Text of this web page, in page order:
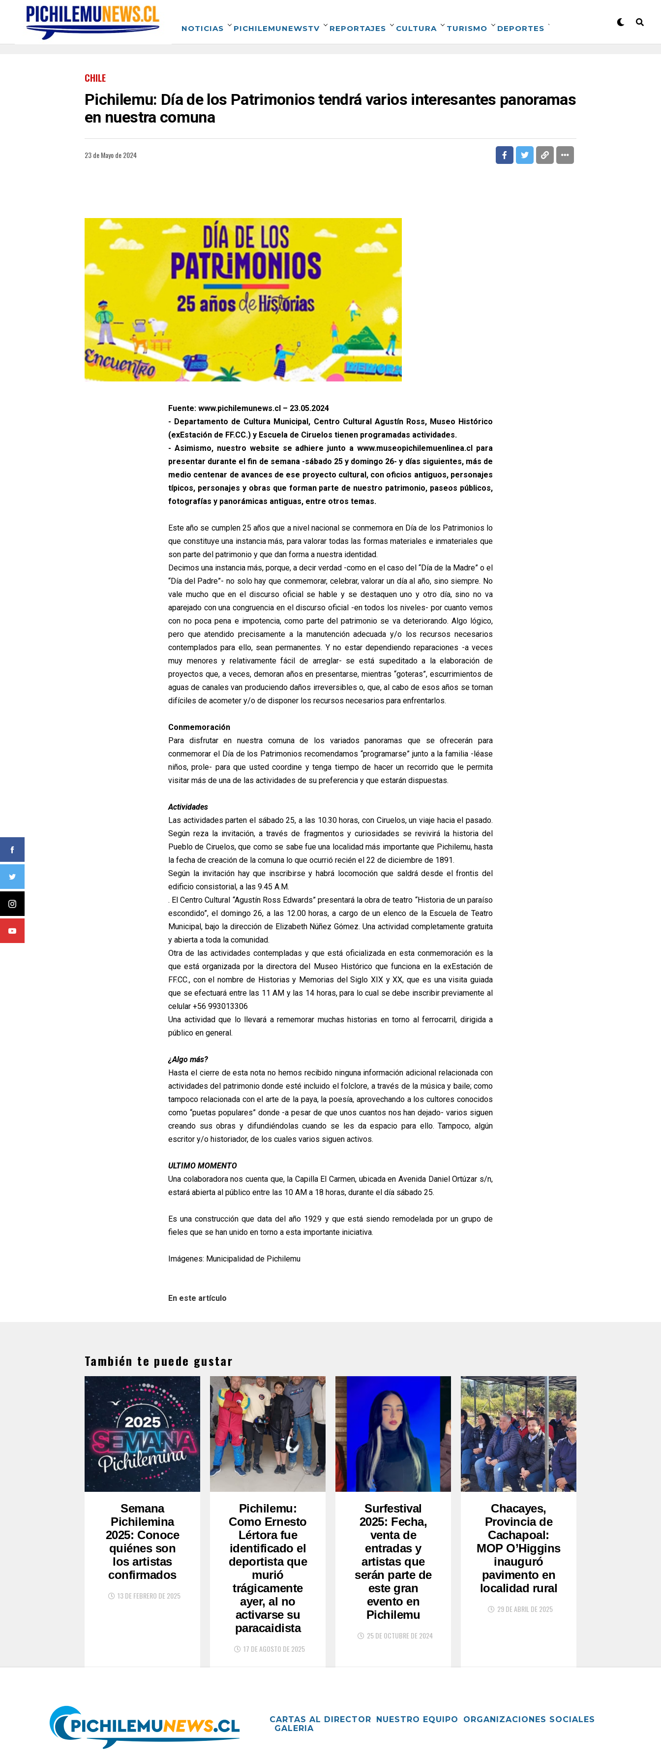
NOTICIAS PICHILEMUNEWSTV REPORTAJES CULTURA TURISMO DEPORTES
CHILE
Pichilemu: Día de los Patrimonios tendrá varios interesantes panoramas
en nuestra comuna
23 de Mayo de 2024
Fuente: www.pichilemunews.cl – 23.05.2024
- Departamento de Cultura Municipal, Centro Cultural Agustín Ross, Museo Histórico
(exEstación de FF.CC.) y Escuela de Ciruelos tienen programadas actividades.
- Asimismo, nuestro website se adhiere junto a www.museopichilemuenlinea.cl para
presentar durante el fin de semana -sábado 25 y domingo 26- y días siguientes, más de
medio centenar de avances de ese proyecto cultural, con oficios antiguos, personajes
típicos, personajes y obras que forman parte de nuestro patrimonio, paseos públicos,
fotografías y panorámicas antiguas, entre otros temas.
Este año se cumplen 25 años que a nivel nacional se conmemora en Día de los Patrimonios lo
que constituye una instancia más, para valorar todas las formas materiales e inmateriales que
son parte del patrimonio y que dan forma a nuestra identidad.
Decimos una instancia más, porque, a decir verdad -como en el caso del “Día de la Madre” o el
“Día del Padre”- no solo hay que conmemorar, celebrar, valorar un día al año, sino siempre. No
vale mucho que en el discurso oficial se hable y se destaquen uno y otro día, sino no va
aparejado con una congruencia en el discurso oficial -en todos los niveles- por cuanto vemos
con no poca pena e impotencia, como parte del patrimonio se va deteriorando. Algo lógico,
pero que atendido precisamente a la manutención adecuada y/o los recursos necesarios
contemplados para ello, sean permanentes. Y no estar dependiendo reparaciones -a veces
muy menores y relativamente fácil de arreglar- se está supeditado a la elaboración de
proyectos que, a veces, demoran años en presentarse, mientras “goteras”, escurrimientos de
aguas de canales van produciendo daños irreversibles o, que, al cabo de esos años se tornan
difíciles de acometer y/o de disponer los recursos necesarios para enfrentarlos.
Conmemoración
Para disfrutar en nuestra comuna de los variados panoramas que se ofrecerán para
conmemorar el Día de los Patrimonios recomendamos “programarse” junto a la familia -léase
niños, prole- para que usted coordine y tenga tiempo de hacer un recorrido que le permita
visitar más de una de las actividades de su preferencia y que estarán dispuestas.
Actividades
Las actividades parten el sábado 25, a las 10.30 horas, con Ciruelos, un viaje hacia el pasado.
Según reza la invitación, a través de fragmentos y curiosidades se revivirá la historia del
Pueblo de Ciruelos, que como se sabe fue una localidad más importante que Pichilemu, hasta
la fecha de creación de la comuna lo que ocurrió recién el 22 de diciembre de 1891.
Según la invitación hay que inscribirse y habrá locomoción que saldrá desde el frontis del
edificio consistorial, a las 9.45 A.M.
. El Centro Cultural “Agustín Ross Edwards” presentará la obra de teatro “Historia de un paraíso
escondido”, el domingo 26, a las 12.00 horas, a cargo de un elenco de la Escuela de Teatro
Municipal, bajo la dirección de Elizabeth Núñez Gómez. Una actividad completamente gratuita
y abierta a toda la comunidad.
Otra de las actividades contempladas y que está oficializada en esta conmemoración es la
que está organizada por la directora del Museo Histórico que funciona en la exEstación de
FF.CC., con el nombre de Historias y Memorias del Siglo XIX y XX, que es una visita guiada
que se efectuará entre las 11 AM y las 14 horas, para lo cual se debe inscribir previamente al
celular +56 993013306
Una actividad que lo llevará a rememorar muchas historias en torno al ferrocarril, dirigida a
público en general.
¿Algo más?
Hasta el cierre de esta nota no hemos recibido ninguna información adicional relacionada con
actividades del patrimonio donde esté incluido el folclore, a través de la música y baile; como
tampoco relacionada con el arte de la paya, la poesía, aprovechando a los cultores conocidos
como “puetas populares” donde -a pesar de que unos cuantos nos han dejado- varios siguen
creando sus obras y difundiéndolas cuando se les da espacio para ello. Tampoco, algún
escritor y/o historiador, de los cuales varios siguen activos.
ULTIMO MOMENTO
Una colaboradora nos cuenta que, la Capilla El Carmen, ubicada en Avenida Daniel Ortúzar s/n,
estará abierta al público entre las 10 AM a 18 horas, durante el día sábado 25.
Es una construcción que data del año 1929 y que está siendo remodelada por un grupo de
fieles que se han unido en torno a esta importante iniciativa.
Imágenes: Municipalidad de Pichilemu
En este artículo
También te puede gustar
Semana
Pichilemina
2025: Conoce
quiénes son
los artistas
confirmados
13 DE FEBRERO DE 2025
Pichilemu:
Como Ernesto
Lértora fue
identificado el
deportista que
murió
trágicamente
ayer, al no
activarse su
paracaidista
17 DE AGOSTO DE 2025
Surfestival
2025: Fecha,
venta de
entradas y
artistas que
serán parte de
este gran
evento en
Pichilemu
25 DE OCTUBRE DE 2024
Chacayes,
Provincia de
Cachapoal:
MOP O’Higgins
inauguró
pavimento en
localidad rural
29 DE ABRIL DE 2025
CARTAS AL DIRECTOR NUESTRO EQUIPO
ORGANIZACIONES SOCIALES
GALERIA